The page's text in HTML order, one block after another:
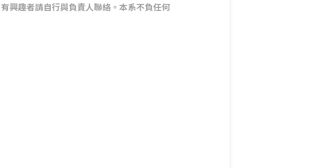
興趣者請自行與負責人聯絡。本系不負任何